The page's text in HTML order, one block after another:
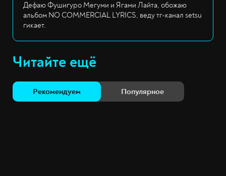
Дефаю Фушигуро Мегуми и Ягами Лайта, обожаю
альбом NO COMMERCIAL LYRICS, веду тг-канал setsu
гикает.
Читайте ещё
Рекомендуем Популярное